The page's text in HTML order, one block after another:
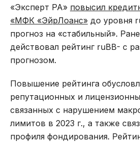
«Эксперт РА» повысил
«МФК «ЭйрЛоанс» до уровня
прогноз на «стабильный».
действовал рейтинг ruBB- с
прогнозом.
Повышение рейтинга
репутационных и
связанных с нарушением
лимитов в 2023 г., а также
профиля фондирования.